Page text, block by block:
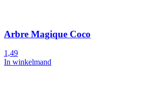
Arbre Magique Coco
1,49
In winkelmand